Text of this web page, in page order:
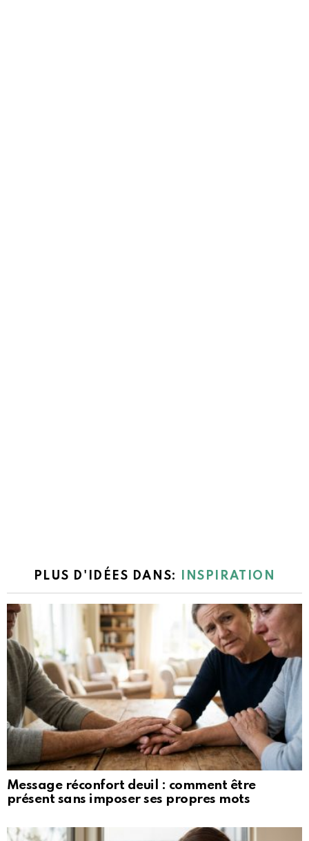
PLUS D'IDÉES DANS: INSPIRATION
Message réconfort deuil : comment être
présent sans imposer ses propres mots